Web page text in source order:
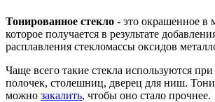
Тонированное стекло - это окрашенное в
которое получается в результате
расплавления стекломассы оксидов
Чаще всего такие стекла используются
полочек, столешниц, дверец для ниш.
можно закалить, чтобы оно стало прочнее.